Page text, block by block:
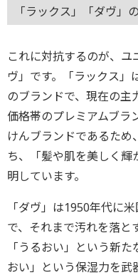
「ラックス」「ダヴ」
これに対抗するのが、
ヴ」です。「ラックス」
のブランドで、現在の主
価格帯のプレミアムブラ
けんブランドであるため
ち、「髪や肌を美しく
明しています。
「ダヴ」は1950年代に
で、それまで汚れを落と
「うるおい」という新
おい」という保湿力を武